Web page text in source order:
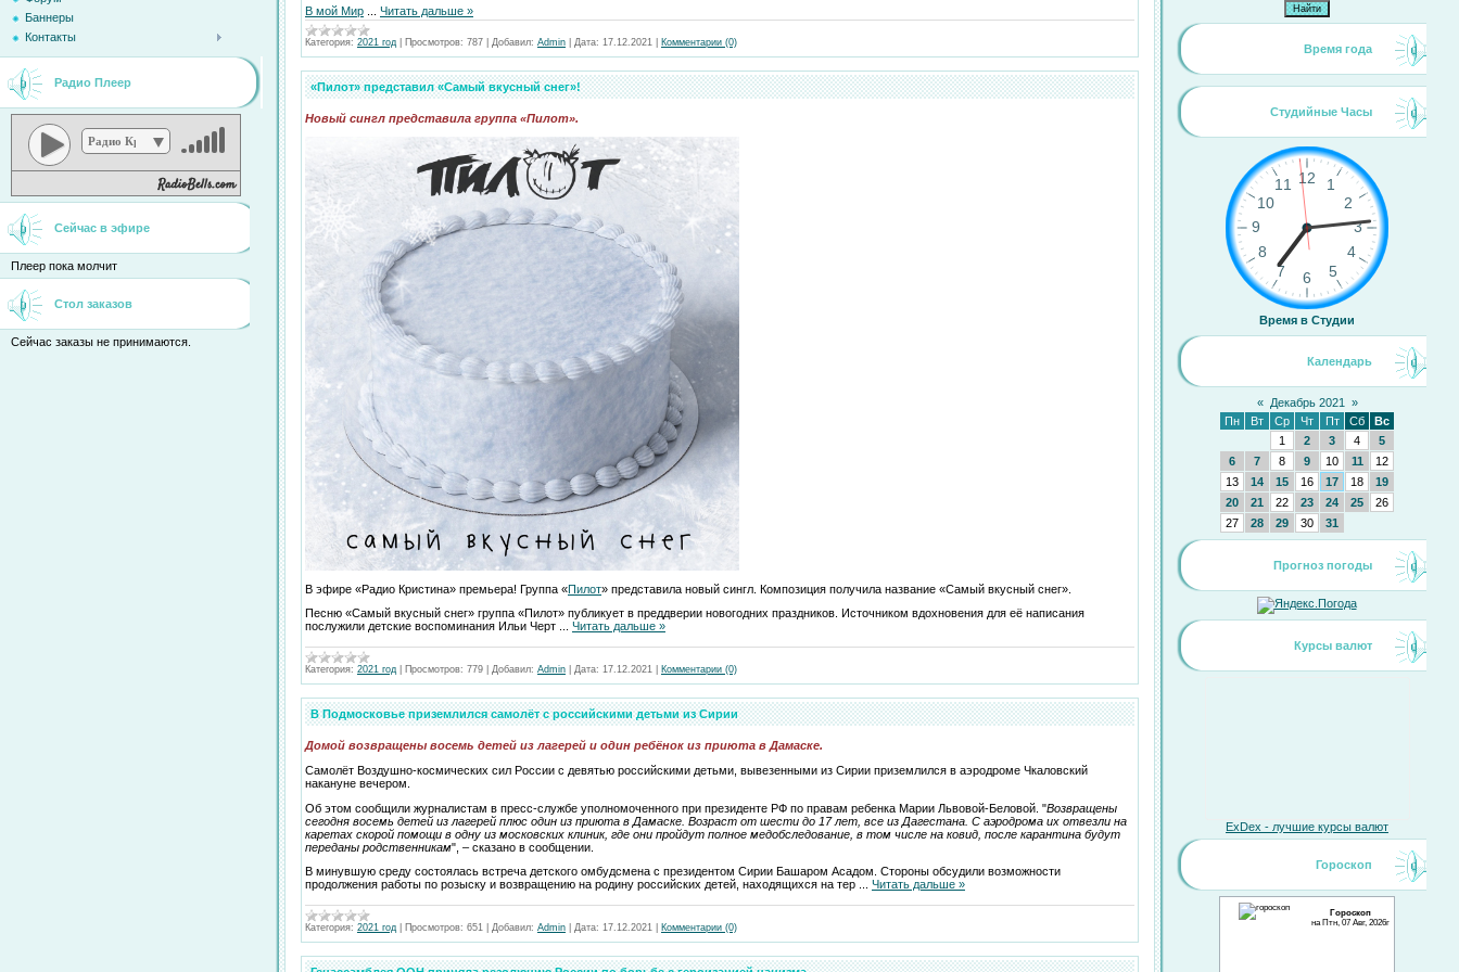
Баннеры
Контакты
Радио Плеер
Радио Кристина
Сейчас в эфире
Плеер пока молчит
Стол заказов
Сейчас заказы не принимаются.
В мой Мир Читать дальше »
Категория: 2021 год Просмотров: 787 Добавил: Admin Дата: 17.12.2021 Комментарии (0)
«Пилот» представил «Самый вкусный снег»!
Новый сингл представила группа «Пилот».
В эфире «Радио Кристина» премьера! Группа «Пилот» представила новый сингл. Композиция получила название «Самый вкусный снег».
Песню «Самый вкусный снег» группа «Пилот» публикует в преддверии новогодних праздников. Источником вдохновения для её написания
послужили детские воспоминания Ильи Черт
Читать дальше »
Категория: 2021 год Просмотров: 779 Добавил: Admin Дата: 17.12.2021 Комментарии (0)
В Подмосковье приземлился самолёт с российскими детьми из Сирии
Домой возвращены восемь детей из лагерей и один ребёнок из приюта в Дамаске.
Самолёт Воздушно-космических сил России с девятью российскими детьми, вывезенными из Сирии приземлился в аэродроме Чкаловский
накануне вечером.
Об этом сообщили журналистам в пресс-службе уполномоченного при президенте РФ по правам ребенка Марии Львовой-Беловой. "Возвращены
сегодня восемь детей из лагерей плюс один из приюта в Дамаске. Возраст от шести до 17 лет, все из Дагестана. С аэродрома их отвезли на
каретах скорой помощи в одну из московских клиник, где они пройдут полное медобследование, в том числе на ковид, после карантина будут
переданы родственникам", – сказано в сообщении.
В минувшую среду состоялась встреча детского омбудсмена с президентом Сирии Башаром Асадом. Стороны обсудили возможности
продолжения работы по розыску и возвращению на родину российских детей, находящихся на тер
Читать дальше »
Категория: 2021 год Просмотров: 651 Добавил: Admin Дата: 17.12.2021 Комментарии (0)
Время года
Студийные Часы
Время в Студии
Календарь
« Декабрь 2021
»
Пн
Вт Ср Чт Пт Сб
Вс
1
2 3 4
5
6
7 8 9 10 11
12
13
14 15 16 17 18
19
20
21 22 23 24 25
26
27
28 29 30 31
Прогноз погоды
Курсы валют
ExDex - лучшие курсы валют
Гороскоп
Гороскоп
на Птн, 07 Авг, 2026г